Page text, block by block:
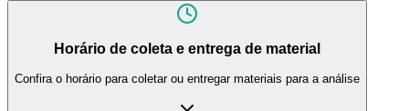
Horário de coleta e entrega de material
Confira o horário para coletar ou entregar materiais para a análise